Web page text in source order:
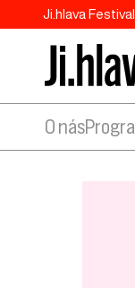
Ji.hlava Festival
O nás